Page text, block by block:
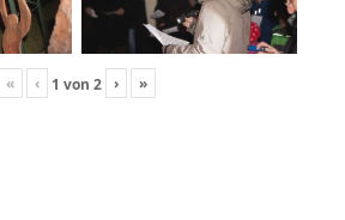
« ‹ 1 von 2 › »